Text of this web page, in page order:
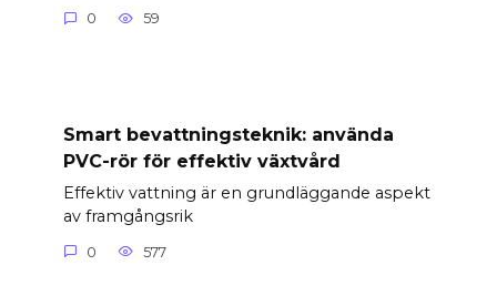
0 59
Smart bevattningsteknik: använda
PVC-rör för effektiv växtvård
Effektiv vattning är en grundläggande aspekt
av framgångsrik
0 577